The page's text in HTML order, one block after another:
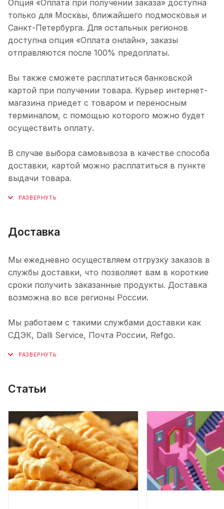
Опция «Оплата при получении заказа» доступна
только для Москвы, ближайшего подмосковья и
Санкт-Петербурга. Для остальных регионов
доступна опция «Оплата онлайн», заказы
отправляются после 100% предоплаты.
Вы также сможете расплатиться банковской
картой при получении товара. Курьер интернет-
магазина приедет с товаром и переносным
терминалом, с помощью которого можно будет
осуществить оплату.
В случае выбора самовывоза в качестве способа
доставки, картой можно расплатиться в пункте
выдачи товара.
Доставка
Мы ежедневно осуществляем отгрузку заказов в
службы доставки, что позволяет вам в короткие
сроки получить заказанные продукты. Доставка
возможна во все регионы России.
Мы работаем с такими службами доставки как
СДЭК, Dalli Service, Почта России, Refgo.
Статьи